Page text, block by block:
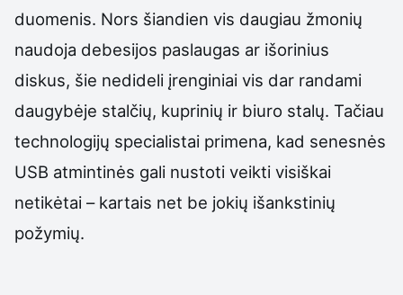
duomenis. Nors šiandien vis daugiau žmonių
naudoja debesijos paslaugas ar išorinius
diskus, šie nedideli įrenginiai vis dar randami
daugybėje stalčių, kuprinių ir biuro stalų. Tačiau
technologijų specialistai primena, kad senesnės
USB atmintinės gali nustoti veikti visiškai
netikėtai – kartais net be jokių išankstinių
požymių.